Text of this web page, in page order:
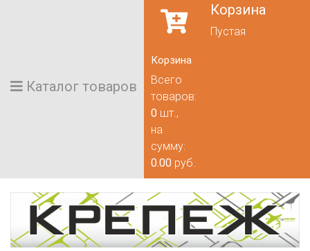
Каталог товаров
Корзина
Пустая
Корзина
Всего
товаров:
0 шт.,
на
сумму:
0.00 руб.